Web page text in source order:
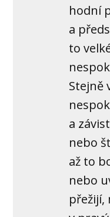
hodní
a
to
Stejně
a
nebo
až to
nebo
přežijí,